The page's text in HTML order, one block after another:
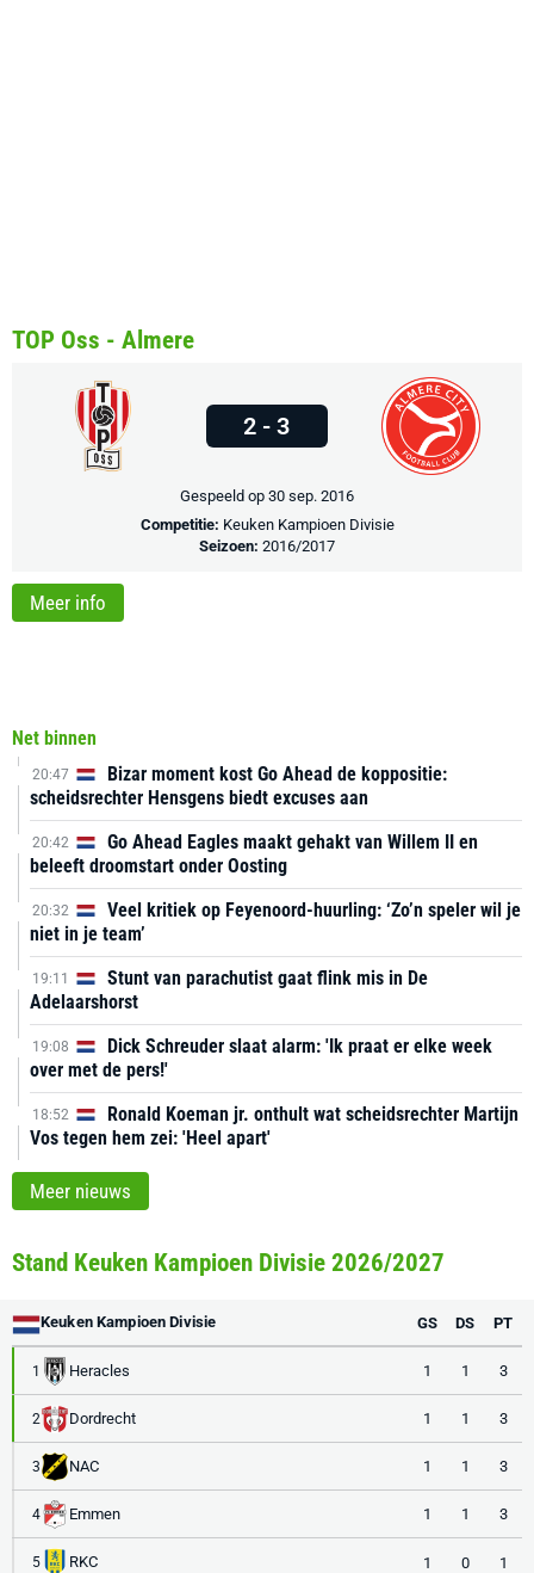
Net binnen
20:47
Bizar moment kost Go Ahead de koppositie:
scheidsrechter Hensgens biedt excuses aan
20:42
Go Ahead Eagles maakt gehakt van Willem II en
beleeft droomstart onder Oosting
20:32
Veel kritiek op Feyenoord-huurling: ‘Zo’n speler wil je
niet in je team’
19:11
Stunt van parachutist gaat flink mis in De
Adelaarshorst
19:08
Dick Schreuder slaat alarm: 'Ik praat er elke week
over met de pers!'
18:52
Ronald Koeman jr. onthult wat scheidsrechter Martijn
Vos tegen hem zei: 'Heel apart'
Meer nieuws
TOP Oss - Almere
2 - 3
Gespeeld op 30 sep. 2016
Competitie: Keuken Kampioen Divisie
Seizoen: 2016/2017
Meer info
Stand Keuken Kampioen Divisie 2026/2027
Keuken Kampioen Divisie GS DS PT
1 Heracles 1 1 3
2 Dordrecht 1 1 3
3 NAC 1 1 3
4 Emmen 1 1 3
5 RKC 1 0 1